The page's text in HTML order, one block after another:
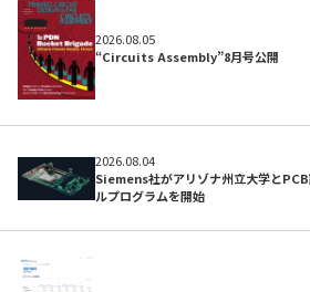
2026.08.05
“Circuits Assembly”8月号公開
2026.08.04
Siemens社がアリゾナ州立大学と
ルプログラムを開始